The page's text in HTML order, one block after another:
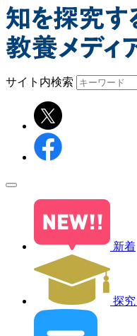
サイト内検索
新着
探究